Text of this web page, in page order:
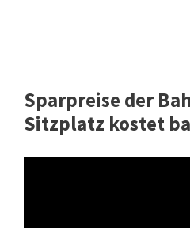
Sparpreise der
Sitzplatz kostet